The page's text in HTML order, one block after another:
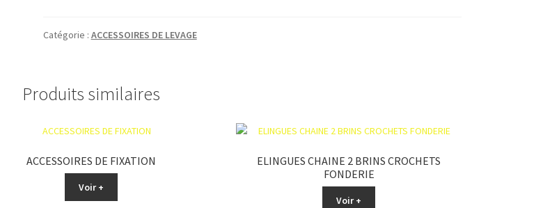
Catégorie : ACCESSOIRES DE LEVAGE
Produits similaires
ACCESSOIRES DE FIXATION
Voir +
ELINGUES CHAINE 2 BRINS CROCHETS
FONDERIE
Voir +